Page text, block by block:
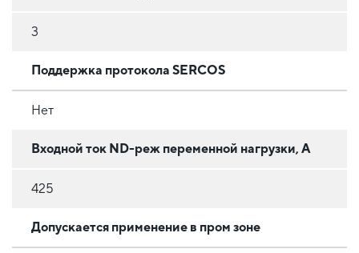
3
Поддержка протокола SERCOS
Нет
Входной ток ND-реж переменной нагрузки, А
425
Допускается применение в пром зоне